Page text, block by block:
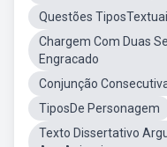
Questões
Chargem Com Duas
Engracado
Conjunção
TiposDe Personagem
Texto Dissertativo